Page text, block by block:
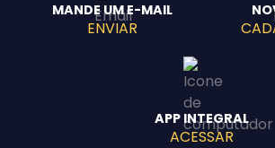
MANDE UM E-MAIL
ENVIAR
APP INTEGRAL
ACESSAR